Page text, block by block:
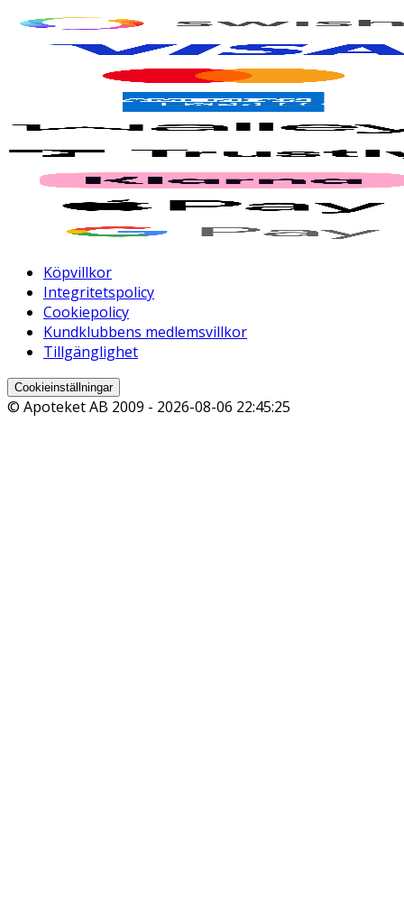
Köpvillkor
Integritetspolicy
Cookiepolicy
Kundklubbens medlemsvillkor
Tillgänglighet
Cookieinställningar
© Apoteket AB 2009 - 2026-08-06 22:45:25